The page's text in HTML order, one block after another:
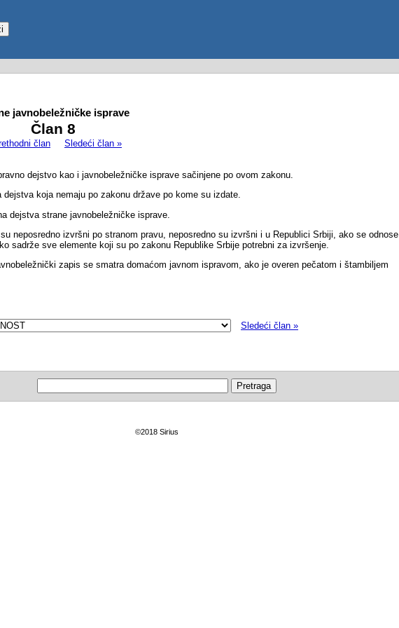
javnobeležničke isprave
Član 8
član Sledeći član »
dejstvo kao i javnobeležničke isprave sačinjene po ovom zakonu.
koja nemaju po zakonu države po kome su izdate.
dejstva strane javnobeležničke isprave.
neposredno izvršni po stranom pravu, neposredno su izvršni i u Republici Srbiji, ako se odnose
sadrže sve elemente koji su po zakonu Republike Srbije potrebni za izvršenje.
zapis se smatra domaćom javnom ispravom, ako je overen pečatom i štambiljem
Sledeći član »
©2018 Sirius